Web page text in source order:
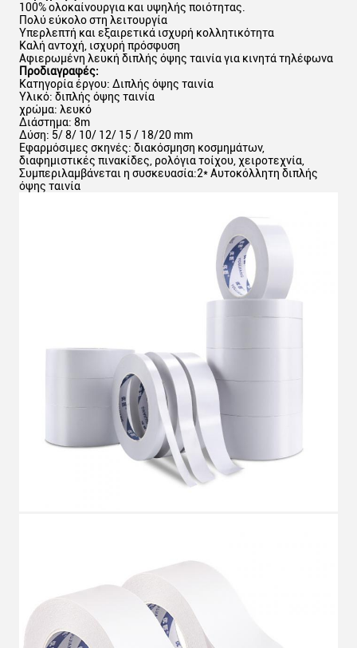
100% ολοκαίνουργια και υψηλής ποιότητας.
Πολύ εύκολο στη λειτουργία
Υπερλεπτή και εξαιρετικά ισχυρή κολλητικότητα
Καλή αντοχή, ισχυρή πρόσφυση
Αφιερωμένη λευκή διπλής όψης ταινία για κινητά τηλέφωνα
Προδιαγραφές:
Κατηγορία έργου: Διπλής όψης ταινία
Υλικό: διπλής όψης ταινία
χρώμα: λευκό
Διάστημα: 8m
Δύση: 5/ 8/ 10/ 12/ 15 / 18/20 mm
Εφαρμόσιμες σκηνές: διακόσμηση κοσμημάτων,
διαφημιστικές πινακίδες, ρολόγια τοίχου, χειροτεχνία,
Συμπεριλαμβάνεται η συσκευασία:2* Αυτοκόλλητη διπλής
όψης ταινία